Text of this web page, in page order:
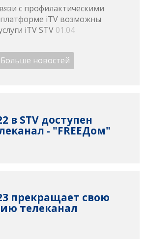
с профилактическими
iTV возможны
iTV STV 01.04
Больше новостей
в STV доступен
- "FREEДом"
прекращает свою
телеканал